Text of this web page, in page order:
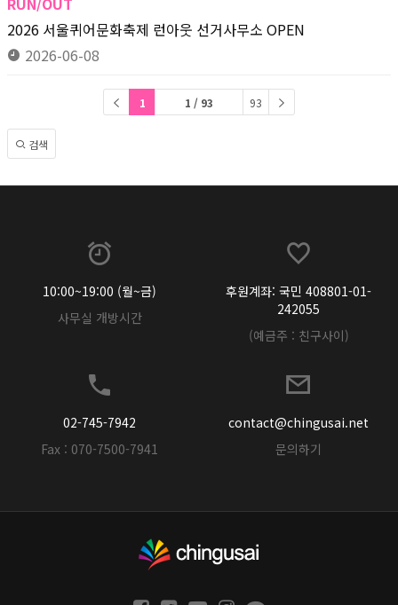
2026 서울퀴어문화축제 런아웃 선거사무소 OPEN
2026-06-08
1 1 / 93 93
검색
10:00~19:00 (월~금)
사무실 개방시간
후원계좌: 국민 408801-01-
242055
(예금주 : 친구사이)
02-745-7942
Fax : 070-7500-7941
contact@chingusai.net
문의하기